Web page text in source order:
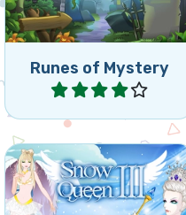
Runes of Mystery
Jugar
Salva los duendes otra vez,
han sido congelados por la
Reina de la Nieve.